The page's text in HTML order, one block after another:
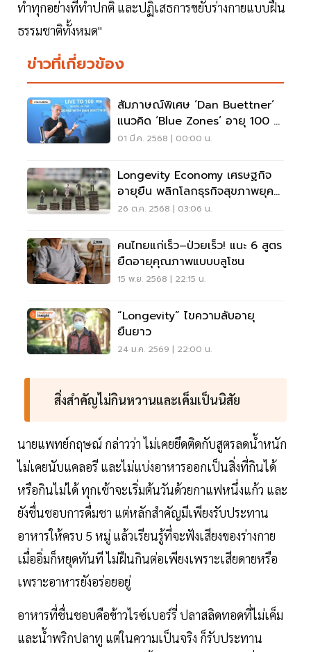
ทำทุกอย่างที่ทำปกติ และปฏิเสธการขยับร่างกายแบบฝืน
ธรรมชาติทั้งหมด"
ข่าวที่เกี่ยวข้อง
สัมภาษณ์พิเศษ​ ‘Dan Buettner’
แนวคิด ‘Blue Zones’ อายุ 100 ปี
แบบสุขภาพดี
01 มี.ค. 2568 | 00:00 น.
Longevity Economy เศรษฐกิจ
อายุยืน พลิกโลกธุรกิจสุขภาพยุค
ใหม่
26 ต.ค. 2568 | 03:06 น.
คนไทยแก่เร็ว–ป่วยเร็ว! แนะ 6 สูตร
ยืดอายุคุณภาพแบบบลูโซน
15 พ.ย. 2568 | 22:15 น.
“Longevity” ไขความลับอายุ
ยืนยาว
24 ม.ค. 2569 | 22:00 น.
สิ่งสำคัญไม่กินหวานและเค็มเป็นนิสัย
นายแพทย์กฤษณ์ กล่าวว่า ไม่เคยยึดติดกับสูตรลดน้ำหนัก
ไม่เคยนับแคลอรี และไม่แบ่งอาหารออกเป็นสิ่งที่กินได้
หรือกินไม่ได้ ทุกเช้าจะเริ่มต้นวันด้วยกาแฟหนึ่งแก้ว และ
ยังชื่นชอบการดื่มชา แต่หลักสำคัญมีเพียงรับประทาน
อาหารให้ครบ 5 หมู่ แล้วเรียนรู้ที่จะฟังเสียงของร่างกาย
เมื่ออิ่มก็หยุดทันที ไม่ฝืนกินต่อเพียงเพราะเสียดายหรือ
เพราะอาหารยังอร่อยอยู่
อาหารที่ชื่นชอบคือข้าวไรซ์เบอร์รี่ ปลาสลิดทอดที่ไม่เค็ม
และน้ำพริกปลาทู แต่ในความเป็นจริง ก็รับประทาน